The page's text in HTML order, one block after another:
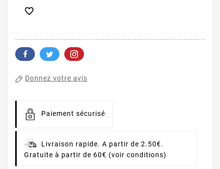

Donnez votre avis
Paiement sécurisé
Livraison rapide. A partir de 2.50€.
Gratuite à partir de 60€ (voir conditions)